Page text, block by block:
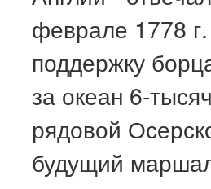
феврале 1778
поддержку
за океан 6-
рядовой
будущий